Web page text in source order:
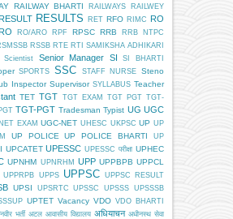
RAILWAY BHARTI RAILWAYS
RAILWEY
RESULT RESULTS RET RFO RIMC RO
RO/ARO RPF RPSC RRB
RRB NTPC
RSSB RTE RTI SAMIKSHA ADHIKARI
Scientist Senior Manager SI SI BHARTI
SPORTS SSC STAFF NURSE
Steno
Inspector Supervisor SYLLABUS Teacher
TET TGT TGT EXAM TGT PGT TGT-
TGT-PGT Tradesman Typist UG UGC
EXAM UGC-NET UHESC UKPSC UP UP
UP POLICE UP POLICE BHARTI
UP
UPCATET UPESSC UPESSC परीक्षा UPHEC
UPNHM UPNRHM UPP UPPBPB UPPCL
UPPRPB UPPS UPPSC UPPSC RESULT
UPSI UPSRTC UPSSC UPSSS UPSSSB
UPTET Vacancy VDO VDO BHARTI
भर्ती अटल आवासीय विद्यालय अधियाचन अधीनस्थ सेवा